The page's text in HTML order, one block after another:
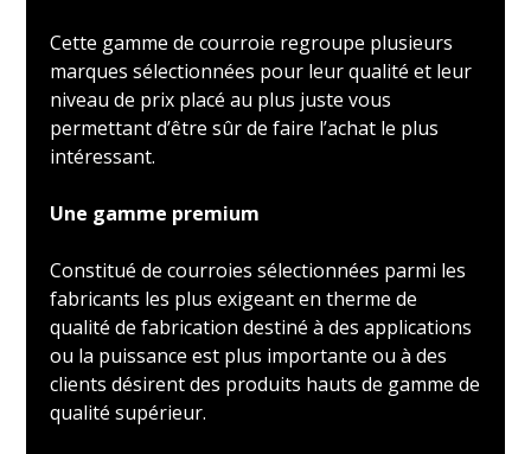
Cette gamme de courroie regroupe plusieurs
marques sélectionnées pour leur qualité et leur
niveau de prix placé au plus juste vous
permettant d’être sûr de faire l’achat le plus
intéressant.
Une gamme premium
Constitué de courroies sélectionnées parmi les
fabricants les plus exigeant en therme de
qualité de fabrication destiné à des applications
ou la puissance est plus importante ou à des
clients désirent des produits hauts de gamme de
qualité supérieur.